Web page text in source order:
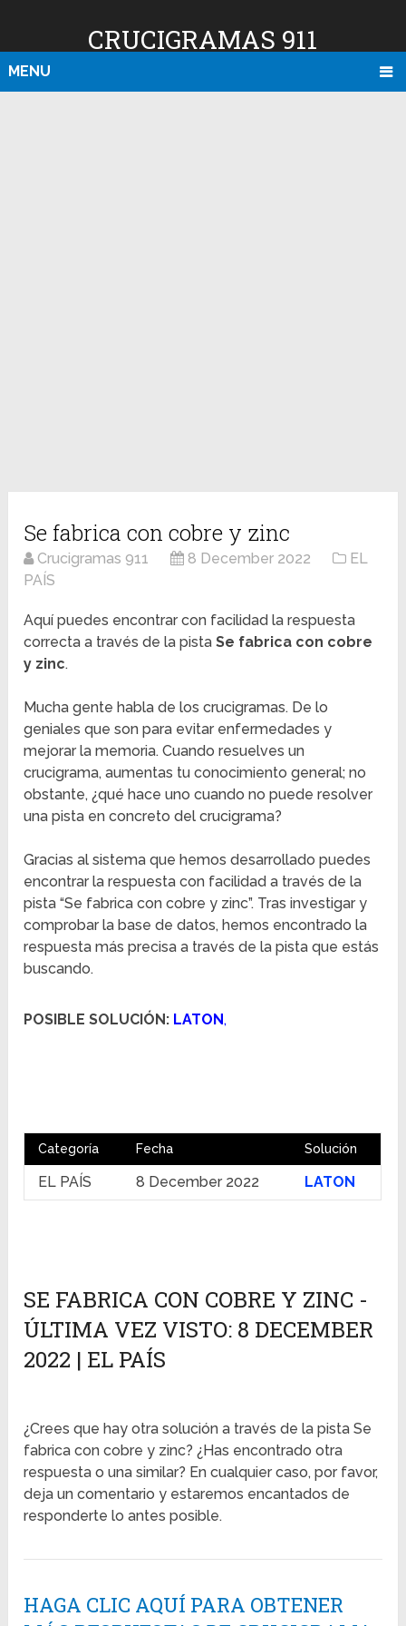
CRUCIGRAMAS 911
MENU
Se fabrica con cobre y zinc
Crucigramas 911 8 December 2022
EL
PAÍS
Aquí puedes encontrar con facilidad la respuesta
correcta a través de la pistaSe fabrica con cobre
y zinc.
Mucha gente habla de los crucigramas. De lo
geniales que son para evitar enfermedades y
mejorar la memoria. Cuando resuelves un
crucigrama, aumentas tu conocimiento general; no
obstante, ¿qué hace uno cuando no puede resolver
una pista en concreto del crucigrama?
Gracias al sistema que hemos desarrollado puedes
encontrar la respuesta con facilidad a través de la
pista “Se fabrica con cobre y zinc”. Tras investigar y
comprobar la base de datos, hemos encontrado la
respuesta más precisa a través de la pista que estás
buscando.
POSIBLE SOLUCIÓN: LATON,
Categoría Fecha Solución
EL PAÍS 8 December 2022 LATON
SE FABRICA CON COBRE Y ZINC -
ÚLTIMA VEZ VISTO: 8 DECEMBER
2022 | EL PAÍS
¿Crees que hay otra solución a través de la pista Se
fabrica con cobre y zinc? ¿Has encontrado otra
respuesta o una similar? En cualquier caso, por favor,
deja un comentario y estaremos encantados de
responderte lo antes posible.
HAGA CLIC AQUÍ PARA OBTENER